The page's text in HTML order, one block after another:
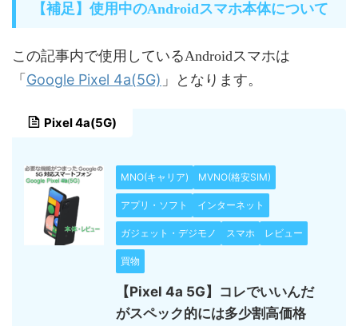
【補足】使用中のAndroidスマホ本体について
この記事内で使用しているAndroidスマホは
「 Google Pixel 4a(5G) 」となります。
Pixel 4a(5G)
MNO(キャリア) MVNO(格安SIM)
アプリ・ソフト インターネット
ガジェット・デジモノ スマホ レビュー
買物
【Pixel 4a 5G】コレでいいんだ
がスペック的には多少割高価格